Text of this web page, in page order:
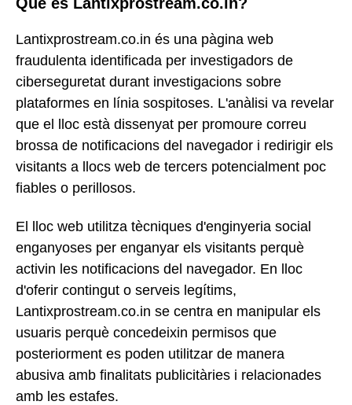
Lantixprostream.co.in és una pàgina web
fraudulenta identificada per investigadors de
ciberseguretat durant investigacions sobre
plataformes en línia sospitoses. L'anàlisi va revelar
que el lloc està dissenyat per promoure correu
brossa de notificacions del navegador i redirigir els
visitants a llocs web de tercers potencialment poc
fiables o perillosos.
El lloc web utilitza tècniques d'enginyeria social
enganyoses per enganyar els visitants perquè
activin les notificacions del navegador. En lloc
d'oferir contingut o serveis legítims,
Lantixprostream.co.in se centra en manipular els
usuaris perquè concedeixin permisos que
posteriorment es poden utilitzar de manera
abusiva amb finalitats publicitàries i relacionades
amb les estafes.